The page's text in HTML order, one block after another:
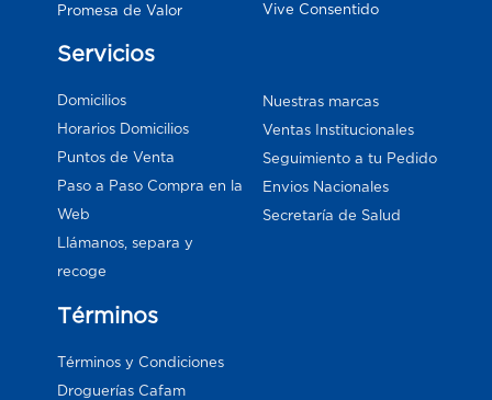
Promesa de Valor
Vive Consentido
Servicios
Domicilios
Horarios Domicilios
Puntos de Venta
Paso a Paso Compra en la
Web
Llámanos, separa y
recoge
Nuestras marcas
Ventas Institucionales
Seguimiento a tu Pedido
Envios Nacionales
Secretaría de Salud
Términos
Términos y Condiciones
Droguerías Cafam